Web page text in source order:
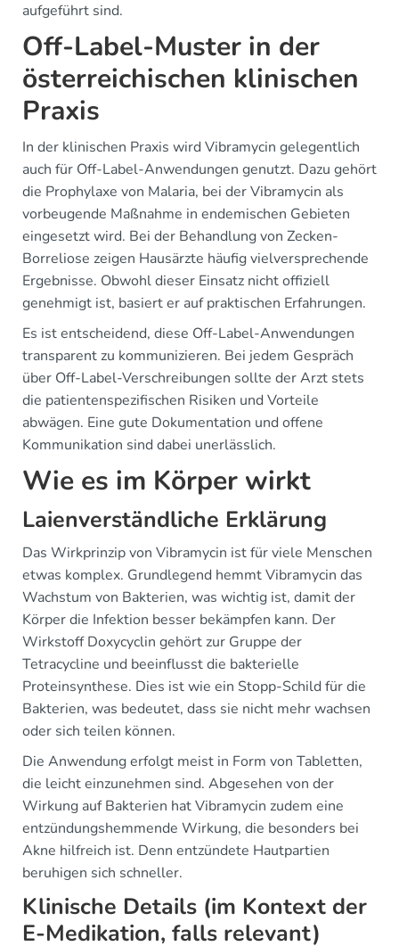
aufgeführt sind.
Off-Label-Muster in der
österreichischen klinischen
Praxis
In der klinischen Praxis wird Vibramycin gelegentlich
auch für Off-Label-Anwendungen genutzt. Dazu gehört
die Prophylaxe von Malaria, bei der Vibramycin als
vorbeugende Maßnahme in endemischen Gebieten
eingesetzt wird. Bei der Behandlung von Zecken-
Borreliose zeigen Hausärzte häufig vielversprechende
Ergebnisse. Obwohl dieser Einsatz nicht offiziell
genehmigt ist, basiert er auf praktischen Erfahrungen.
Es ist entscheidend, diese Off-Label-Anwendungen
transparent zu kommunizieren. Bei jedem Gespräch
über Off-Label-Verschreibungen sollte der Arzt stets
die patientenspezifischen Risiken und Vorteile
abwägen. Eine gute Dokumentation und offene
Kommunikation sind dabei unerlässlich.
Wie es im Körper wirkt
Laienverständliche Erklärung
Das Wirkprinzip von Vibramycin ist für viele Menschen
etwas komplex. Grundlegend hemmt Vibramycin das
Wachstum von Bakterien, was wichtig ist, damit der
Körper die Infektion besser bekämpfen kann. Der
Wirkstoff Doxycyclin gehört zur Gruppe der
Tetracycline und beeinflusst die bakterielle
Proteinsynthese. Dies ist wie ein Stopp-Schild für die
Bakterien, was bedeutet, dass sie nicht mehr wachsen
oder sich teilen können.
Die Anwendung erfolgt meist in Form von Tabletten,
die leicht einzunehmen sind. Abgesehen von der
Wirkung auf Bakterien hat Vibramycin zudem eine
entzündungshemmende Wirkung, die besonders bei
Akne hilfreich ist. Denn entzündete Hautpartien
beruhigen sich schneller.
Klinische Details (im Kontext der
E-Medikation, falls relevant)